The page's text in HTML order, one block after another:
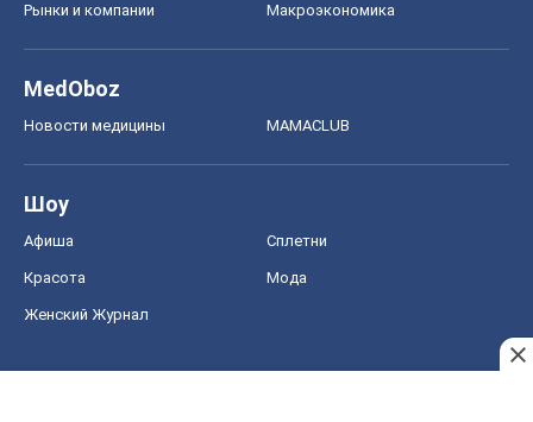
Рынки и компании Mакроэкономика
MedOboz
Новости медицины MAMACLUB
Шоу
Афиша Сплетни
Красота Мода
Женский Журнал